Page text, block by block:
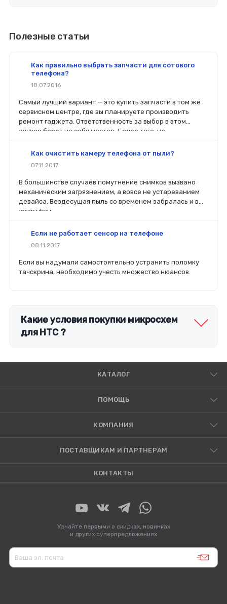
Полезные статьи
Как правильно выбрать запчасти для сотового
телефона?
18.07.2016
Самый лучший вариант — это купить запчасти в том же
сервисном центре, где вы планируете производить
ремонт гаджета. Ответственность за выбор в этом
случае берет на себя мастер. Более того, на
вы планируете делать ремонт самостоятельно, то выбор
перед покупкой нового модуля старый был в руках. Так
легче сориентироваться в разъемах, элементах
крепления, электрических параметрах и прочих
характеристиках.
Как очистить камеру телефона от пыли?
07.11.2017
В большинстве случаев помутнение снимков вызвано
механическим загрязнением, а вовсе не устареванием
девайса. Вездесущая пыль со временем забралась и в
смартфон.
Если не работает сенсор на телефоне
08.11.2017
Если вы надумали самостоятельно устранить поломку
тачскрина, необходимо учесть множество нюансов.
Какие условия покупки микросхем
для HTC ?
КАТАЛОГ
ПОМОЩЬ
КОМПАНИЯ
ПОСТАВЩИКАМ И ПАРТНЕРАМ
КОНТАКТЫ
Узнайте первыми о скидках, новинках
и других суперпредложениях